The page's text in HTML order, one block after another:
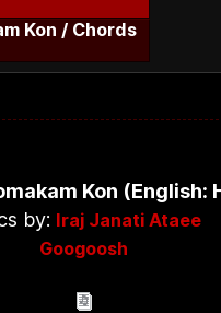
Kon / Chords
Kon (English:
by: Iraj Janati Ataee
Googoosh